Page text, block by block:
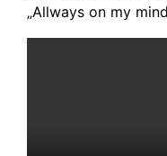
„Allways on my